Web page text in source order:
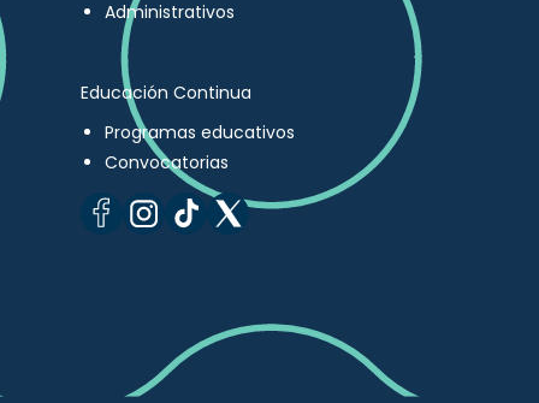
Administrativos
Educación Continua
Programas educativos
Convocatorias